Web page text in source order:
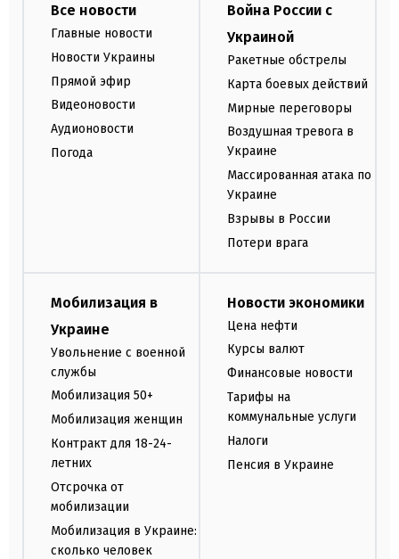
Все новости
Главные новости
Новости Украины
Прямой эфир
Видеоновости
Аудионовости
Погода
Война России с
Украиной
Ракетные обстрелы
Карта боевых действий
Мирные переговоры
Воздушная тревога в
Украине
Массированная атака по
Украине
Взрывы в России
Потери врага
Мобилизация в
Украине
Увольнение с военной
службы
Мобилизация 50+
Мобилизация женщин
Контракт для 18-24-
летних
Отсрочка от
мобилизации
Мобилизация в Украине:
сколько человек
Новости экономики
Цена нефти
Курсы валют
Финансовые новости
Тарифы на
коммунальные услуги
Налоги
Пенсия в Украине